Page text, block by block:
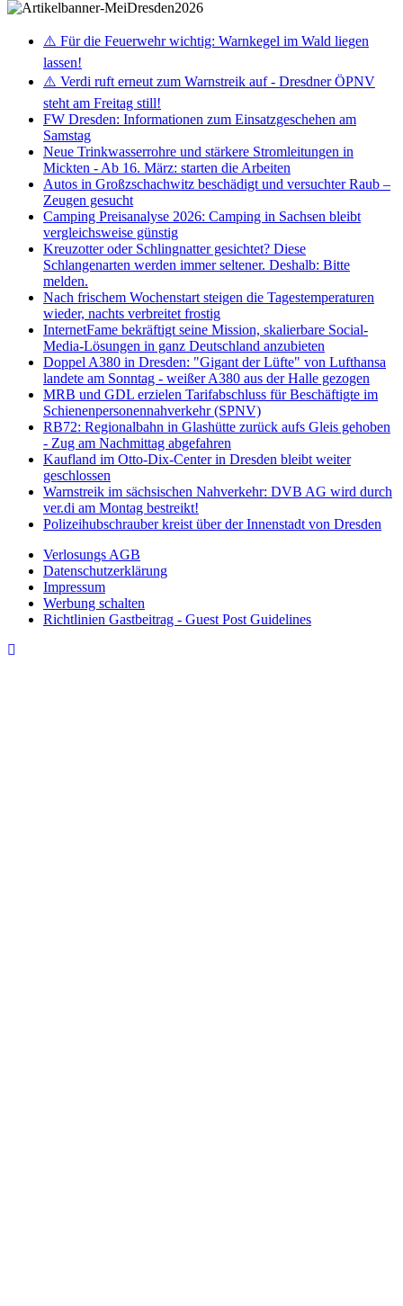
⚠️ Für die Feuerwehr wichtig: Warnkegel im Wald liegen
lassen!
⚠️ Verdi ruft erneut zum Warnstreik auf - Dresdner ÖPNV
steht am Freitag still!
FW Dresden: Informationen zum Einsatzgeschehen am
Samstag
Neue Trinkwasserrohre und stärkere Stromleitungen in
Mickten - Ab 16. März: starten die Arbeiten
Autos in Großzschachwitz beschädigt und versuchter Raub –
Zeugen gesucht
Camping Preisanalyse 2026: Camping in Sachsen bleibt
vergleichsweise günstig
Kreuzotter oder Schlingnatter gesichtet? Diese
Schlangenarten werden immer seltener. Deshalb: Bitte
melden.
Nach frischem Wochenstart steigen die Tagestemperaturen
wieder, nachts verbreitet frostig
InternetFame bekräftigt seine Mission, skalierbare Social-
Media-Lösungen in ganz Deutschland anzubieten
Doppel A380 in Dresden: "Gigant der Lüfte" von Lufthansa
landete am Sonntag - weißer A380 aus der Halle gezogen
MRB und GDL erzielen Tarifabschluss für Beschäftigte im
Schienenpersonennahverkehr (SPNV)
RB72: Regionalbahn in Glashütte zurück aufs Gleis gehoben
- Zug am Nachmittag abgefahren
Kaufland im Otto-Dix-Center in Dresden bleibt weiter
geschlossen
Warnstreik im sächsischen Nahverkehr: DVB AG wird durch
ver.di am Montag bestreikt!
Polizeihubschrauber kreist über der Innenstadt von Dresden
Verlosungs AGB
Datenschutzerklärung
Impressum
Werbung schalten
Richtlinien Gastbeitrag - Guest Post Guidelines